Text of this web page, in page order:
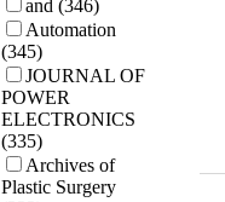
and (346)
Automation
(345)
JOURNAL OF
POWER
ELECTRONICS
(335)
Archives of
Plastic Surgery